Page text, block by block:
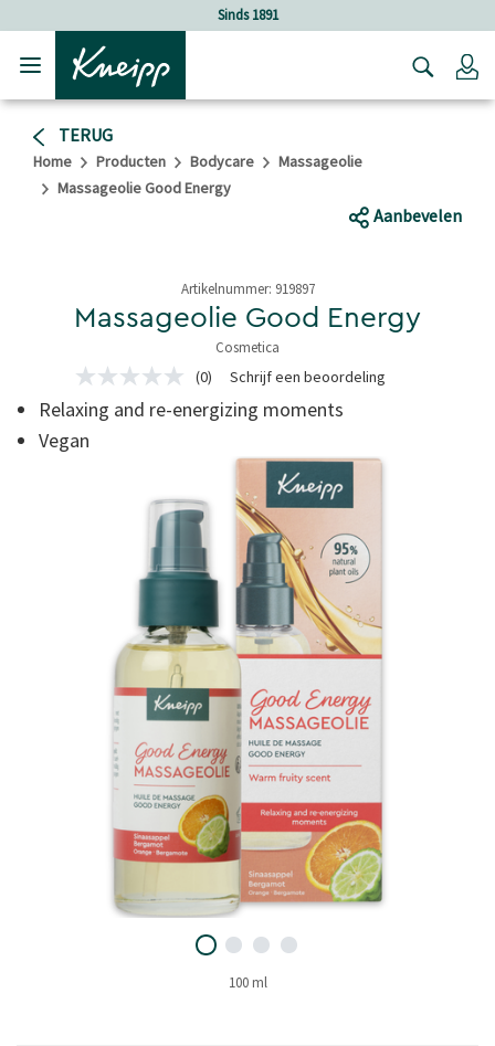
Verder gaan naar hoofdinhoud.Sinds 1891
TERUG
Home Producten Bodycare
Massageolie
Massageolie Good Energy
Aanbevelen
Artikelnummer: 919897
Massageolie Good Energy
Cosmetica
4,2 van 5 sterren
Geen
scorewaarde
Dezelfde
paginalink.
(0) Schrijf een beoordeling
Relaxing and re-energizing moments
Vegan
100 ml